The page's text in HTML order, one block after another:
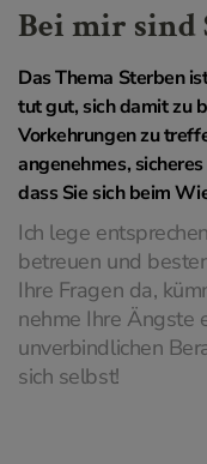
Bei mir sind
Das Thema Sterben
tut gut, sich damit zu
Vorkehrungen zu
angenehmes,
dass Sie sich beim
Ich lege
betreuen und
Ihre Fragen da,
nehme Ihre Ängste
unverbindlichen
sich selbst!